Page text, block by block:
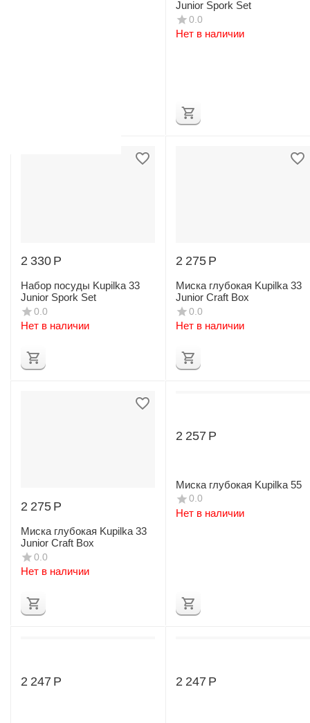
Junior Spork Set
0.0
Нет в наличии
2 330 Р
Набор посуды Kupilka 33
Junior Spork Set
0.0
Нет в наличии
2 275 Р
Миска глубокая Kupilka 33
Junior Craft Box
0.0
Нет в наличии
2 275 Р
Миска глубокая Kupilka 33
Junior Craft Box
0.0
Нет в наличии
2 257 Р
Миска глубокая Kupilka 55
0.0
Нет в наличии
2 247 Р 2 247 Р